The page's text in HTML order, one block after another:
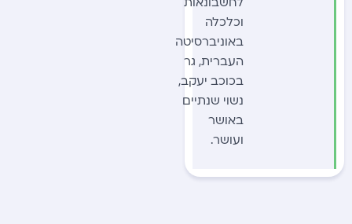
וכלכלה
באוניברסיטה
העברית, גר
בכוכב יעקב,
נשוי שנתיים
באושר
ועושר.